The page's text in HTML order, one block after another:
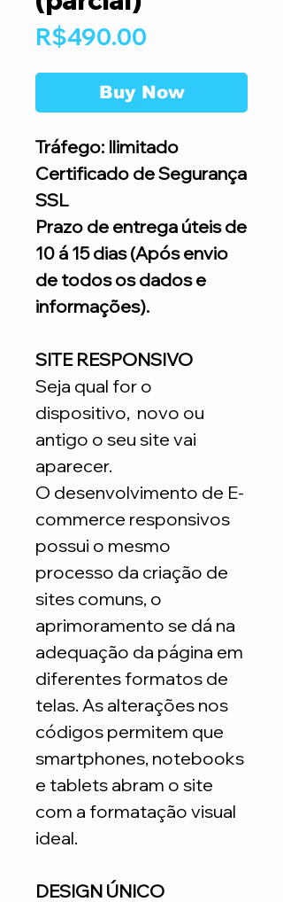
R$490.00
Buy Now
Tráfego: Ilimitado
Certificado de Segurança
SSL
Prazo de entrega úteis de
10 á 15 dias (Após envio
de todos os dados e
informações).
SITE RESPONSIVO
Seja qual for o
dispositivo, novo ou
antigo o seu site vai
aparecer.
O desenvolvimento de E-
commerce responsivos
possui o mesmo
processo da criação de
sites comuns, o
aprimoramento se dá na
adequação da página em
diferentes formatos de
telas. As alterações nos
códigos permitem que
smartphones, notebooks
e tablets abram o site
com a formatação visual
ideal.
DESIGN ÚNICO